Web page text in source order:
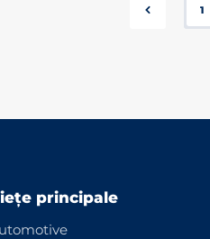
1
principale